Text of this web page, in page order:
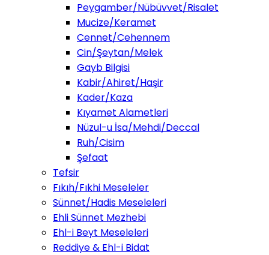
Peygamber/Nübüvvet/Risalet
Mucize/Keramet
Cennet/Cehennem
Cin/Şeytan/Melek
Gayb Bilgisi
Kabir/Ahiret/Haşir
Kader/Kaza
Kıyamet Alametleri
Nüzul-u İsa/Mehdi/Deccal
Ruh/Cisim
Şefaat
Tefsir
Fıkıh/Fıkhi Meseleler
Sünnet/Hadis Meseleleri
Ehli Sünnet Mezhebi
Ehl-i Beyt Meseleleri
Reddiye & Ehl-i Bidat